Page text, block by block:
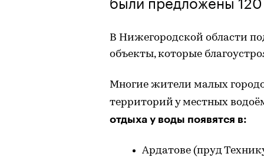
В Нижегородской области
объекты, которые
Многие жители малых
территорий у местных
отдыха у воды появятся в:
Ардатове (пруд